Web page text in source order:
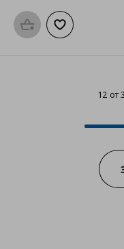
Προσθήκη στο καλάθι
Добави към
12 от